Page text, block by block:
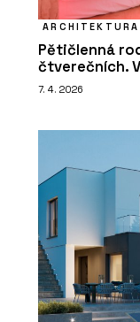
ARCHITEKTURA
Pětičlenná
čtverečních.
7. 4. 2026